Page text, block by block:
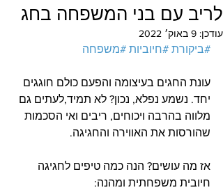
לריב עם בני המשפחה בחג
עודכן: 9 באוק׳ 2022
#ביקורת #חיוביות #משפחה
עונת החגים בעיצומה והפעם כולם חוגגים
יחד. נשמע נפלא, נכון? לא תמיד,לעתים גם
מלווה בהרבה ויכוחים, ריבים ואי הסכמות
שהורסות את האווירה והחגיגה.
אז מה עושים? הנה כמה טיפים לחגיגה
חיובית משפחתית ומהנה: